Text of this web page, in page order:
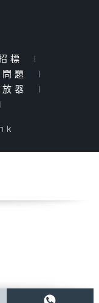
標
|
問題
|
放器
|
|